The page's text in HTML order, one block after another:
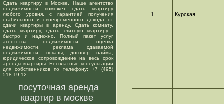
Сдать квартиру в Москве. Наше агентство
недвижимости поможет сдать квартиру
любого уровня, с гарантией получения
стабильного и своевременного дохода от
сдачи квартиры в аренду. Сдать комнату,
сдать квартиру, сдать элитную квартиру -
быстро и надежно. Полный пакет услуг
агентства недвижимости: оценка
недвижимости, реклама сдаваемой
недвижимости, показы, договор найма,
юридическое сопровождение на весь срок
аренды квартиры. Бесплатные консультации
для собственников по телефону: +7 (495)
518-19-12.
посуточная аренда
квартир в москве
1 Курская